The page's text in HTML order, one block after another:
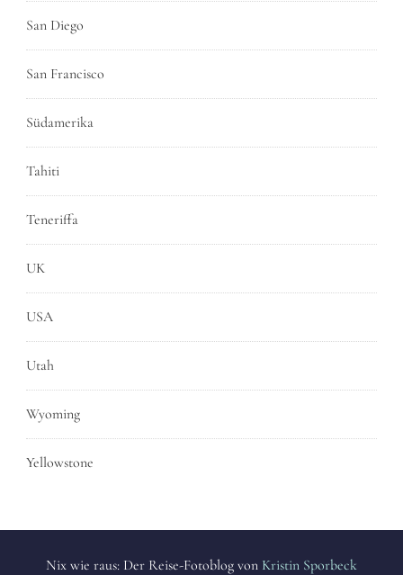
San Diego
San Francisco
Südamerika
Tahiti
Teneriffa
UK
USA
Utah
Wyoming
Yellowstone
Nix wie raus: Der Reise-Fotoblog von Kristin Sporbeck